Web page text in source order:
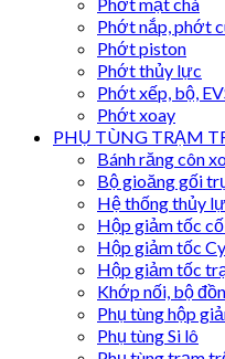
Phớt nắp, phớt
Phớt piston
Phớt thủy lực
Phớt xếp, bộ,
Phớt xoay
PHỤ TÙNG TRẠM
Bánh răng côn
Bộ gioăng gối
Hệ thống thủy
Hộp giảm tốc
Hộp giảm tốc
Hộp giảm tốc
Khớp nối, bộ
Phụ tùng hộp
Phụ tùng Si lô